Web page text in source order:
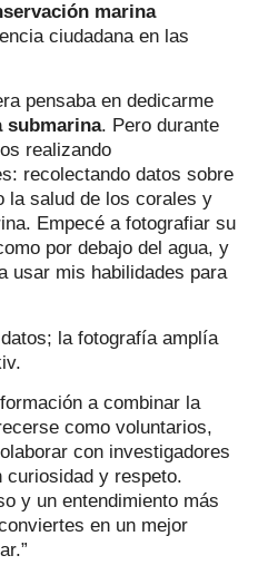
marina
ciudadana en las
pensaba en dedicarme
submarina. Pero durante
realizando
recolectando datos sobre
la salud de los corales y
Empecé a fotografiar su
por debajo del agua, y
usar mis habilidades para
la fotografía amplía
a combinar la
como voluntarios,
con investigadores
y respeto.
y un entendimiento más
en un mejor